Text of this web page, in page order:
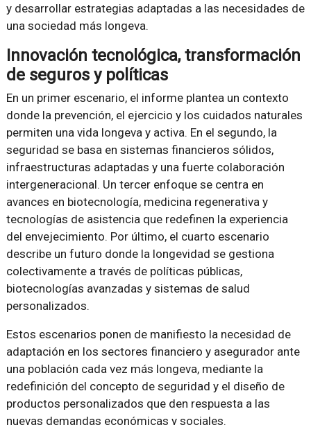
y desarrollar estrategias adaptadas a las necesidades de
una sociedad más longeva.
Innovación tecnológica, transformación
de seguros y políticas
En un primer escenario, el informe plantea un contexto
donde la prevención, el ejercicio y los cuidados naturales
permiten una vida longeva y activa. En el segundo, la
seguridad se basa en sistemas financieros sólidos,
infraestructuras adaptadas y una fuerte colaboración
intergeneracional. Un tercer enfoque se centra en
avances en biotecnología, medicina regenerativa y
tecnologías de asistencia que redefinen la experiencia
del envejecimiento. Por último, el cuarto escenario
describe un futuro donde la longevidad se gestiona
colectivamente a través de políticas públicas,
biotecnologías avanzadas y sistemas de salud
personalizados.
Estos escenarios ponen de manifiesto la necesidad de
adaptación en los sectores financiero y asegurador ante
una población cada vez más longeva, mediante la
redefinición del concepto de seguridad y el diseño de
productos personalizados que den respuesta a las
nuevas demandas económicas y sociales.